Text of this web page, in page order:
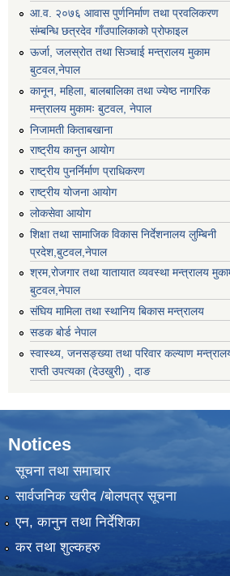
आ.व. २०७६ आवास पुर्णनिर्माण तथा प्रवलिकरण
संम्बन्धि छत्रदेव गाँउपालिकाको प्रोफाइल
ऊर्जा, जलस्रोत तथा सिञ्चाई मन्त्रालय मुकाम
बुटवल,नेपाल
कानून, महिला, बालबालिका तथा ज्येष्ठ नागरिक
मन्त्रालय मुकामः बुटवल, नेपाल
निजामती किताबखाना
राष्ट्रीय कानुन आयाेग
राष्ट्रीय पुनर्निर्माण प्राधिकरण
राष्ट्रीय योजना आयोग
लोकसेवा आयोग
शिक्षा तथा सामाजिक विकास निर्देशनालय लुम्बिनी
प्रदेश,बुटवल,नेपाल
श्रम,रोजगार तथा यातायात व्यवस्था मन्त्रालय
बुटवल,नेपाल
संघिय मामिला तथा स्थानिय बिकास मन्त्रालय
सडक बोर्ड नेपाल
स्वास्थ्य, जनसङ्ख्या तथा परिवार कल्याण
राप्ती उपत्यका (देउखुरी) , दाङ
Notices
सूचना तथा समाचार
सार्वजनिक खरीद /बोलपत्र सूचना
एन, कानुन तथा निर्देशिका
कर तथा शुल्कहरु